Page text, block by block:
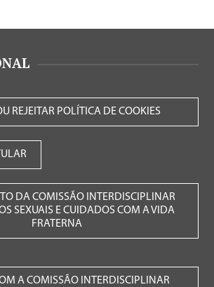
REJEITAR POLÍTICA DE COOKIES
DA COMISSÃO INTERDISCIPLINAR
SEXUAIS E CUIDADOS COM A VIDA
FRATERNA
A COMISSÃO INTERDISCIPLINAR